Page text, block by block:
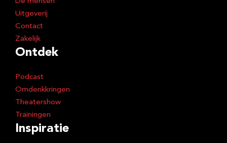
Uitgeverij
Contact
Zakelijk
Ontdek
Podcast
Omdenkkringen
Theatershow
Trainingen
Inspiratie